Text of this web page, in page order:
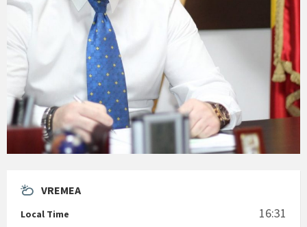
VREMEA
Local Time 16:31